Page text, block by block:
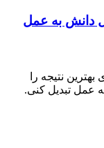
نتیجه را
عمل تبدیل کنی.